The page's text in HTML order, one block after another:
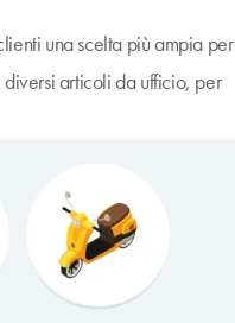
una scelta più ampia per
articoli da ufficio, per